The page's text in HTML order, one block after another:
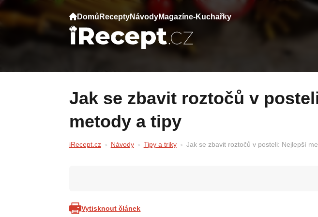
Domů ReceptyNávodyMagazíne-Kuchařky
Jak se zbavit roztočů v posteli: Nejlepší
metody a tipy
iRecept.cz Návody Tipy a triky Jak se zbavit roztočů v posteli: Nejlepší
Vytisknout článek